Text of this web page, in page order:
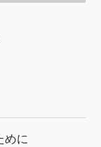
めに